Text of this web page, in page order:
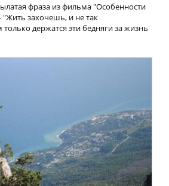
фраза из фильма "Особенности
захочешь, и не так
держатся эти бедняги за жизнь